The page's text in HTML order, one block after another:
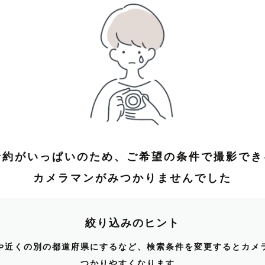
がいっぱいのため、ご希望の条件で撮影でき
カメラマンがみつかりませんでした
絞り込みのヒント
近くの別の都道府県にするなど、検索条件を変更するとカメ